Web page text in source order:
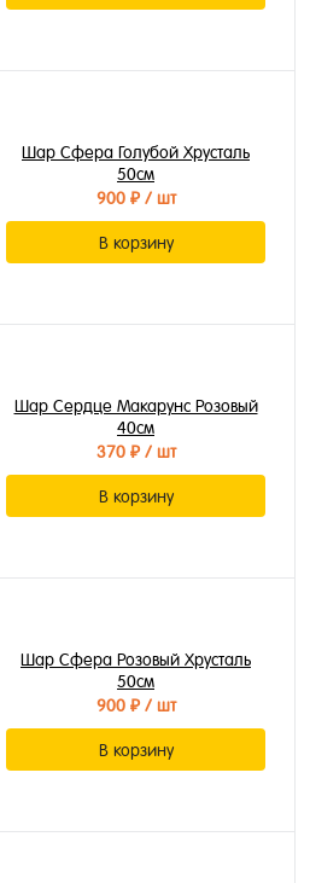
Шар Сфера Голубой Хрусталь
50см
900 ₽/ шт
В корзину
Шар Сердце Макарунс Розовый
40см
370 ₽/ шт
В корзину
Шар Сфера Розовый Хрусталь
50см
900 ₽/ шт
В корзину